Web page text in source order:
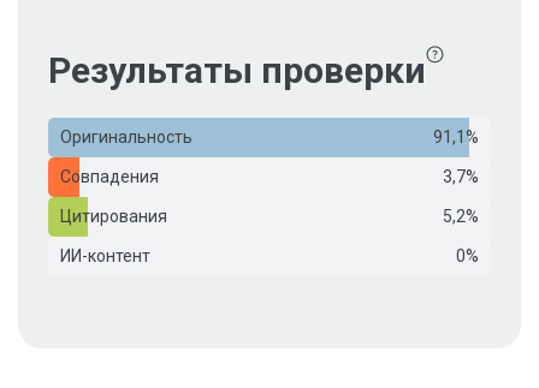
Результаты проверки
Оригинальность 91,1%
Совпадения 3,7%
Цитирования 5,2%
ИИ-контент 0%